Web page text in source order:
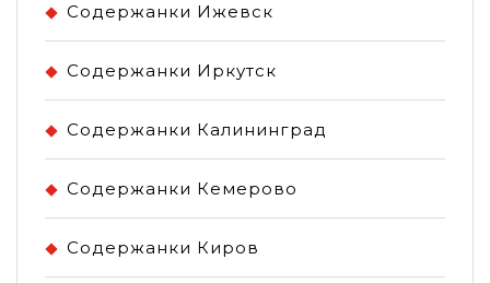
Содержанки Ижевск
Содержанки Иркутск
Содержанки Калининград
Содержанки Кемерово
Содержанки Киров